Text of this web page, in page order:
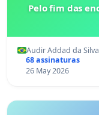
Pelo fim das
Audir Addad da
68 assinaturas
26 May 2026